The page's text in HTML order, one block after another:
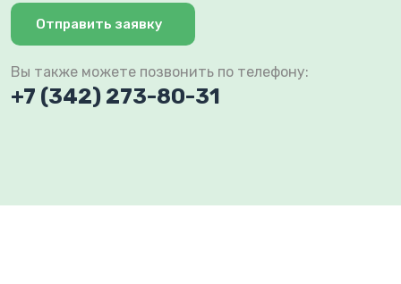
Отправить заявку
Вы также можете позвонить по телефону:
+7 (342) 273-80-31